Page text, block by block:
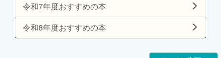
令和7年度おすすめの本
令和8年度おすすめの本